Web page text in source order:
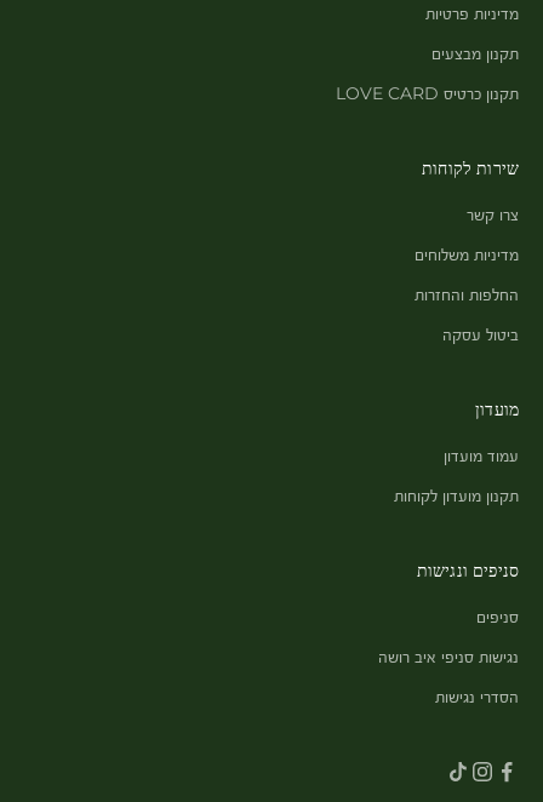
מדיניות פרטיות
תקנון מבצעים
תקנון כרטיס LOVE CARD
שירות לקוחות
צרו קשר
מדיניות משלוחים
החלפות והחזרות
ביטול עסקה
מועדון
עמוד מועדון
תקנון מועדון לקוחות
סניפים ונגישות
סניפים
נגישות סניפי איב רושה
הסדרי נגישות